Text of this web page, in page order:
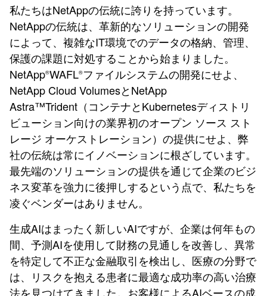
私たちはNetAppの伝統に誇りを持っています。
NetAppの伝統は、革新的なソリューションの開発
によって、複雑なIT環境でのデータの格納、管理、
保護の課題に対処することから始まりました。
NetApp®WAFL®ファイルシステムの開発にせよ、
NetApp Cloud VolumesとNetApp
Astra™Trident（コンテナとKubernetesディストリ
ビューション向けの業界初のオープン ソース スト
レージ オーケストレーション）の提供にせよ、弊
社の伝統は常にイノベーションに根ざしています。
最先端のソリューションの提供を通じて企業のビジ
ネス変革を強力に後押しするという点で、私たちを
凌ぐベンダーはありません。
生成AIはまったく新しいAIですが、企業は何年もの
間、予測AIを使用して財務の見通しを改善し、異常
を特定して不正な金融取引を検出し、医療の分野で
は、リスクを抱える患者に最適な成功率の高い治療
法を見つけてきました。お客様によるAIベースの成